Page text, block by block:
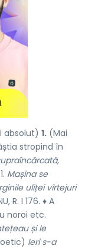
absolut) 1. (Mai
stropind în
Mașina se
uliței vîrtejuri
R. I 176. ♦ A
noroi etc.
și le
Ieri s-a